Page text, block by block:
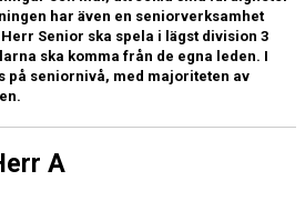
har även en seniorverksamhet
Senior ska spela i lägst division 3
ska komma från de egna leden. I
på seniornivå, med majoriteten av
A